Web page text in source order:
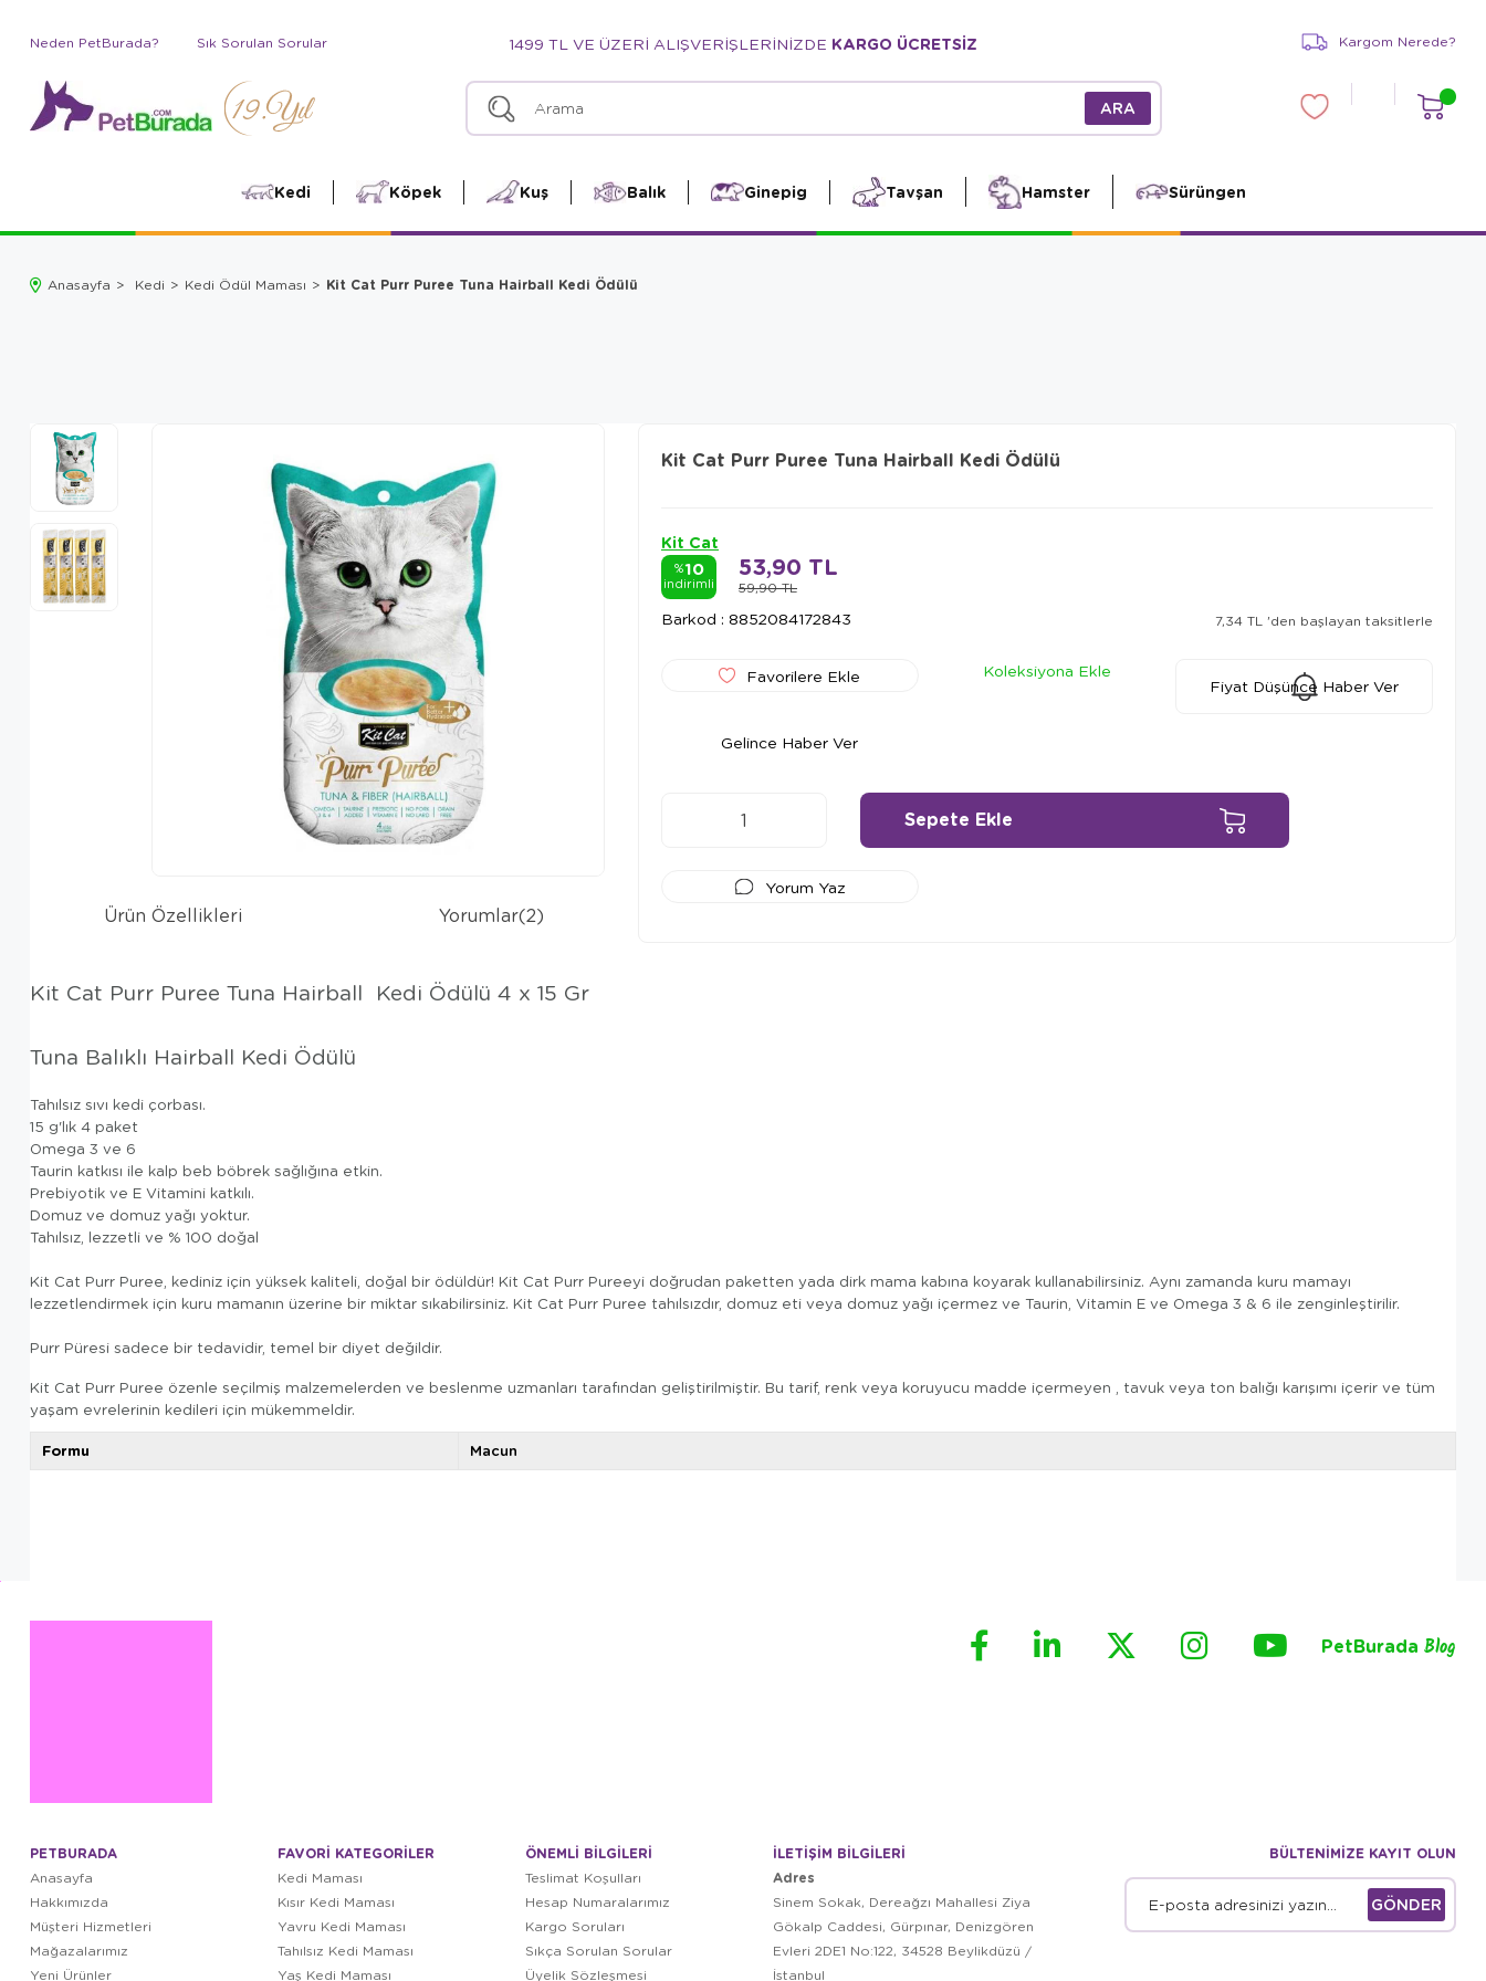
Neden PetBurada? Sık Sorulan Sorular 1499 TL VE ÜZERİ ALIŞVERİŞLERİNİZDE KARGO ÜCRETSİZ Kargom Nerede?
Kedi Köpek Kuş Balık Ginepig Tavşan Hamster Sürüngen
Anasayfa Kedi Kedi Ödül Maması Kit Cat Purr Puree Tuna Hairball Kedi Ödülü
Kit Cat Purr Puree Tuna Hairball Kedi Ödülü
Kit Cat
%10
indirimli 59,90 TL
53,90 TL
Barkod : 8852084172843 7,34 TL 'den başlayan taksitlerle
Favorilere Ekle
Koleksiyona Ekle
Fiyat Düşünce Haber Ver
Gelince Haber Ver
Yorum Yaz
Ürün Özellikleri Yorumlar(2)
Kit Cat Purr Puree Tuna Hairball Kedi Ödülü 4 x 15 Gr
Tuna Balıklı Hairball Kedi Ödülü
Tahılsız sıvı kedi çorbası.
15 g'lık 4 paket
Omega 3 ve 6
Taurin katkısı ile kalp beb böbrek sağlığına etkin.
Prebiyotik ve E Vitamini katkılı.
Domuz ve domuz yağı yoktur.
Tahılsız, lezzetli ve % 100 doğal
Kit Cat Purr Puree, kediniz için yüksek kaliteli, doğal bir ödüldür! Kit Cat Purr Pureeyi doğrudan paketten yada dirk mama kabına koyarak kullanabilirsiniz. Aynı zamanda kuru mamayı
lezzetlendirmek için kuru mamanın üzerine bir miktar sıkabilirsiniz. Kit Cat Purr Puree tahılsızdır, domuz eti veya domuz yağı içermez ve Taurin, Vitamin E ve Omega 3 & 6 ile zenginleştirilir.
Purr Püresi sadece bir tedavidir, temel bir diyet değildir.
Kit Cat Purr Puree özenle seçilmiş malzemelerden ve beslenme uzmanları tarafından geliştirilmiştir. Bu tarif, renk veya koruyucu madde içermeyen , tavuk veya ton balığı karışımı içerir ve tüm
yaşam evrelerinin kedileri için mükemmeldir.
Formu Macun
PetBurada Blog
PETBURADA
Anasayfa
Hakkımızda
Müşteri Hizmetleri
Mağazalarımız
Yeni Ürünler
FAVORİ KATEGORİLER
Kedi Maması
Kısır Kedi Maması
Yavru Kedi Maması
Tahılsız Kedi Maması
Yaş Kedi Maması
ÖNEMLİ BİLGİLERİ
Teslimat Koşulları
Hesap Numaralarımız
Kargo Soruları
Sıkça Sorulan Sorular
Üyelik Sözleşmesi
İLETİŞİM BİLGİLERİ
Adres
Sinem Sokak, Dereağzı Mahallesi Ziya
Gökalp Caddesi, Gürpınar, Denizgören
Evleri 2DE1 No:122, 34528 Beylikdüzü /
İstanbul
BÜLTENİMİZE KAYIT OLUN
GÖNDER